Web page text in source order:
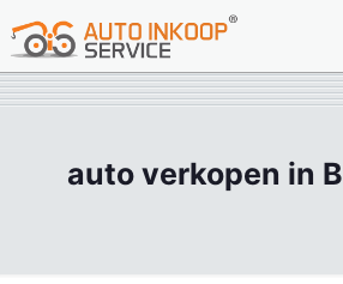
auto verkopen in